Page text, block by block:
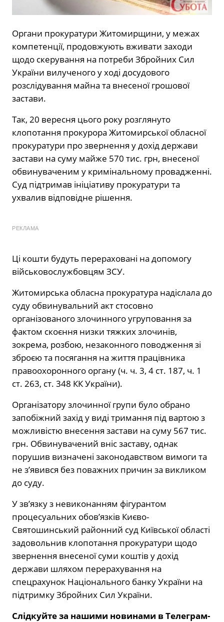
Органи прокуратури Житомирщини, у межах
компетенції, продовжують вживати заходи
щодо скерування на потреби Збройних Сил
України вилученого у ході досудового
розслідування майна та внесеної грошової
застави.
Так, 20 вересня цього року розглянуто
клопотання прокурора Житомирської обласної
прокуратури про звернення у дохід держави
застави на суму майже 570 тис. грн, внесеної
обвинуваченим у кримінальному провадженні.
Суд підтримав ініціативу прокуратури та
ухвалив відповідне рішення.
РЕКЛАМА
Ці кошти будуть перераховані на допомогу
військовослужбовцям ЗСУ.
Житомирська обласна прокуратура надіслала до
суду обвинувальний акт стосовно
організованого злочинного угруповання за
фактом скоєння низки тяжких злочинів,
зокрема, розбою, незаконного поводження зі
зброєю та посягання на життя працівника
правоохоронного органу (ч. ч. 3, 4 ст. 187, ч. 1
ст. 263, ст. 348 КК України).
Організатору злочинної групи було обрано
запобіжний захід у виді тримання під вартою з
можливістю внесення застави на суму 567 тис.
грн. Обвинувачений вніс заставу, однак
порушив визначені законодавством вимоги та
не з’явився без поважних причин за викликом
до суду.
У зв’язку з невиконанням фігурантом
процесуальних обов’язків Києво-
Святошинський районний суд Київської області
задовольнив клопотання прокуратури щодо
звернення внесеної суми коштів у дохід
держави шляхом перерахування на
спецрахунок Національного банку України на
підтримку Збройних Сил України.
Слідкуйте за нашими новинами в Телеграм-